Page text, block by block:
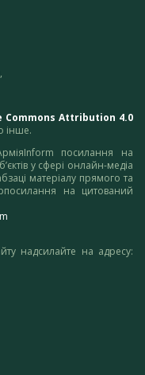
Commons Attribution 4.0
інше.
посилання на
у сфері онлайн-медіа
матеріалу прямого та
на цитований
надсилайте на адресу: